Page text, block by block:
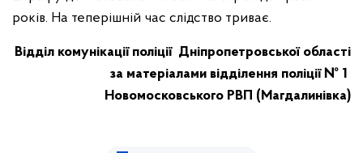
років. На теперішній час слідство триває.
Відділ комунікації поліції Дніпропетровської області
за матеріалами відділення поліції № 1
Новомосковського РВП (Магдалинівка)